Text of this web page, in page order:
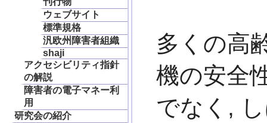
ウェブサイト
標準規格
汎欧州障害者組織
shaji
アクセシビリティ指針
の解説
障害者の電子マネー利
用
研究会の紹介
多くの高
機の安全
でなく,